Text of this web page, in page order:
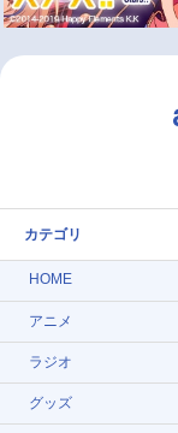
カテゴリ
HOME
アニメ
ラジオ
グッズ